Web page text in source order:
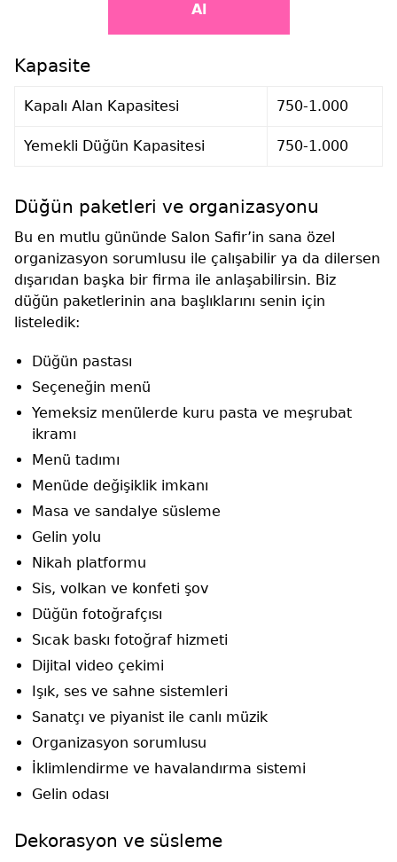
Al
Kapasite
Kapalı Alan Kapasitesi 750-1.000
Yemekli Düğün Kapasitesi 750-1.000
Düğün paketleri ve organizasyonu
Bu en mutlu gününde Salon Safir’in sana özel
organizasyon sorumlusu ile çalışabilir ya da dilersen
dışarıdan başka bir firma ile anlaşabilirsin. Biz
düğün paketlerinin ana başlıklarını senin için
listeledik:
Düğün pastası
Seçeneğin menü
Yemeksiz menülerde kuru pasta ve meşrubat
ikramı
Menü tadımı
Menüde değişiklik imkanı
Masa ve sandalye süsleme
Gelin yolu
Nikah platformu
Sis, volkan ve konfeti şov
Düğün fotoğrafçısı
Sıcak baskı fotoğraf hizmeti
Dijital video çekimi
Işık, ses ve sahne sistemleri
Sanatçı ve piyanist ile canlı müzik
Organizasyon sorumlusu
İklimlendirme ve havalandırma sistemi
Gelin odası
Dekorasyon ve süsleme